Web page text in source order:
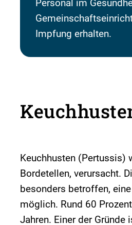
Personal im
Impfung erhalten.
Keuchhusten (Pertussis)
Bordetellen, verursacht.
besonders betroffen,
möglich. Rund 60
Jahren. Einer der